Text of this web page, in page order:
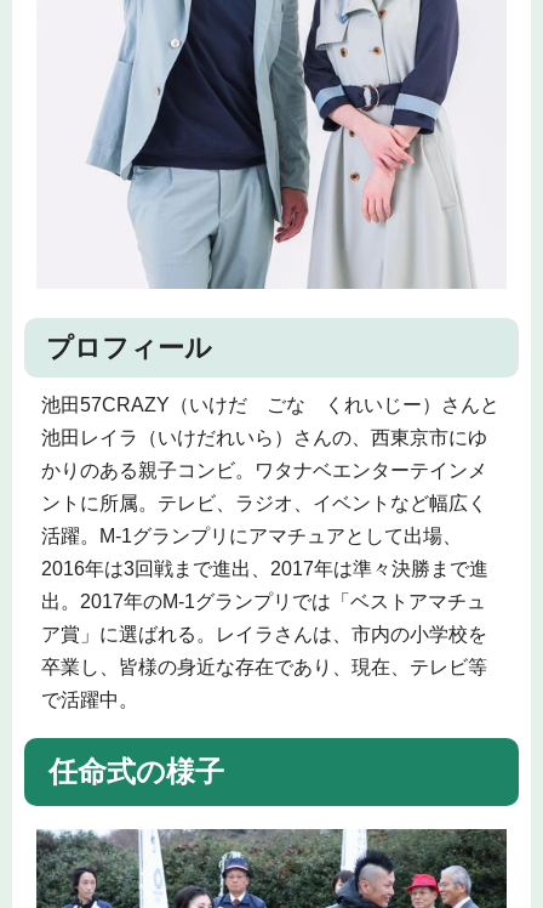
プロフィール
池田57CRAZY（いけだ ごな くれいじー）さんと
池田レイラ（いけだれいら）さんの、西東京市にゆ
かりのある親子コンビ。ワタナベエンターテインメ
ントに所属。テレビ、ラジオ、イベントなど幅広く
活躍。M-1グランプリにアマチュアとして出場、
2016年は3回戦まで進出、2017年は準々決勝まで進
出。2017年のM-1グランプリでは「ベストアマチュ
ア賞」に選ばれる。レイラさんは、市内の小学校を
卒業し、皆様の身近な存在であり、現在、テレビ等
で活躍中。
任命式の様子